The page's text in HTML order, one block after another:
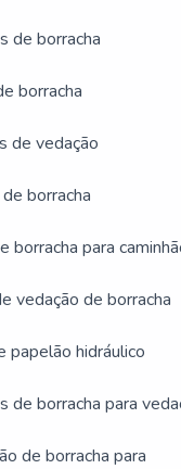
de borracha
borracha
de vedação
borracha
borracha para
vedação de borracha
papelão hidráulico
de borracha para
de borracha para